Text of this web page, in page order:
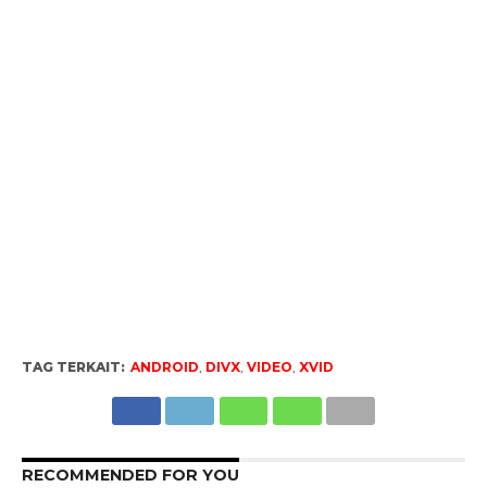
TAG TERKAIT: ANDROID DIVX, VIDEO XVID
RECOMMENDED FOR YOU